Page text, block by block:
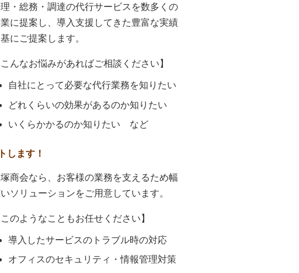
・総務・調達の代行サービスを数多くの
に提案し、導入支援してきた豊富な実績
にご提案します。
こんなお悩みがあればご相談ください】
自社にとって必要な代行業務を知りたい
どれくらいの効果があるのか知りたい
いくらかかるのか知りたい など
します！
商会なら、お客様の業務を支えるため幅
ソリューションをご用意しています。
このようなこともお任せください】
導入したサービスのトラブル時の対応
オフィスのセキュリティ・情報管理対策